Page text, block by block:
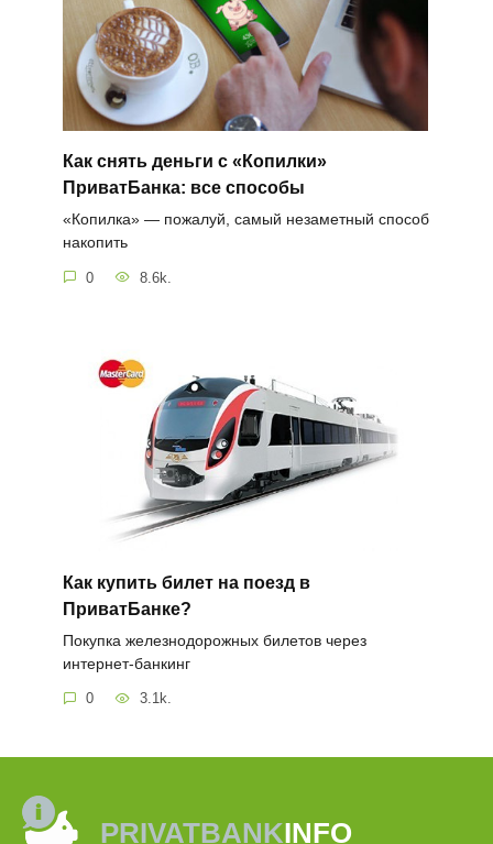
Как снять деньги с «Копилки»
ПриватБанка: все способы
«Копилка» — пожалуй, самый незаметный способ
накопить
0 8.6k.
Как купить билет на поезд в
ПриватБанке?
Покупка железнодорожных билетов через
интернет-банкинг
0 3.1k.
PRIVATBANKINFO